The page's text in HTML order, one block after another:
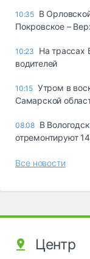
10:35 В
Покровское –
10:23
На трассах
водителей
10:15 Утром в
Самарской
08.08 В
отремонтируют
Все новости
Центр